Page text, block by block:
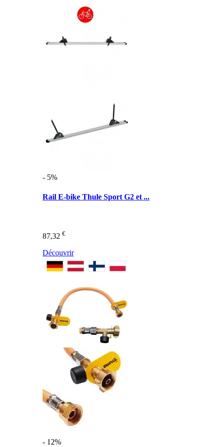
- 5%
Rail E-bike Thule Sport G2 et ...
87,32 €
Découvrir
- 12%